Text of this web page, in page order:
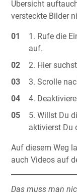
Übersicht
versteckte Bilder
Rufe die
auf.
Hier
Scrolle
Willst Du
aktivierst Du
Auf diesem Weg
auch Videos auf
Das muss man